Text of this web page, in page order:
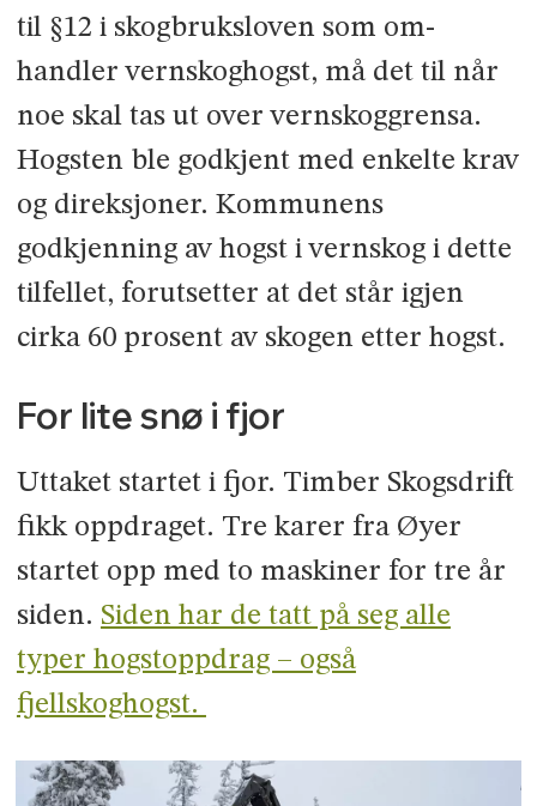
til §12 i skogbruksloven som om­
handler vernskoghogst, må det til når
noe skal tas ut over vernskoggrensa.
Hogsten ble godkjent med enkelte krav
og direksjoner. Kommunens
godkjenning av hogst i vernskog i dette
tilfellet, forutsetter at det står igjen
cirka 60 prosent av skogen etter hogst.
For lite snø i fjor
Uttaket startet i fjor. Timber Skogs­drift
fikk oppdraget. Tre karer fra Øyer
startet opp med to maskiner for tre år
siden. Siden har de tatt på seg alle
typer hogstoppdrag – også
fjellskoghogst.